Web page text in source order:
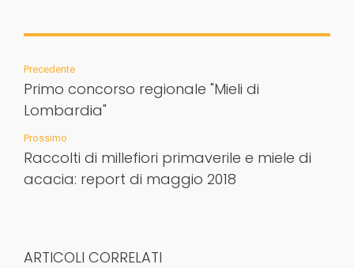
Precedente
Primo concorso regionale "Mieli di
Lombardia"
Prossimo
Raccolti di millefiori primaverile e miele di
acacia: report di maggio 2018
ARTICOLI CORRELATI